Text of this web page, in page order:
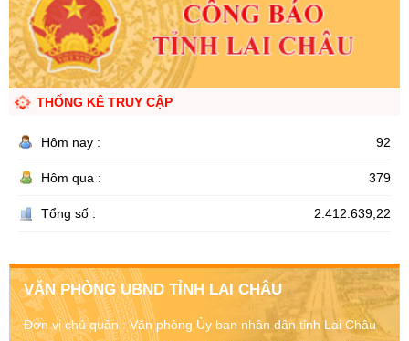
THỐNG KÊ TRUY CẬP
Hôm nay : 92
Hôm qua : 379
Tổng số : 2.412.639,22
VĂN PHÒNG UBND TỈNH LAI CHÂU
Đơn vị chủ quản :Văn phòng Ủy ban nhân dân tỉnh Lai Châu